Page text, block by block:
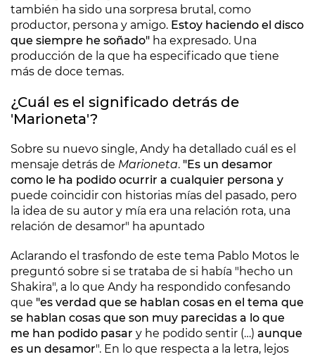
también ha sido una sorpresa brutal, como
productor, persona y amigo. Estoy haciendo el disco
que siempre he soñado" ha expresado. Una
producción de la que ha especificado que tiene
más de doce temas.
¿Cuál es el significado detrás de
'Marioneta'?
Sobre su nuevo single, Andy ha detallado cuál es el
mensaje detrás de Marioneta. "Es un desamor
como le ha podido ocurrir a cualquier persona y
puede coincidir con historias mías del pasado, pero
la idea de su autor y mía era una relación rota, una
relación de desamor" ha apuntado
Aclarando el trasfondo de este tema Pablo Motos le
preguntó sobre si se trataba de si había "hecho un
Shakira", a lo que Andy ha respondido confesando
que "es verdad que se hablan cosas en el tema que
se hablan cosas que son muy parecidas a lo que
me han podido pasar y he podido sentir (…) aunque
es un desamor". En lo que respecta a la letra, lejos